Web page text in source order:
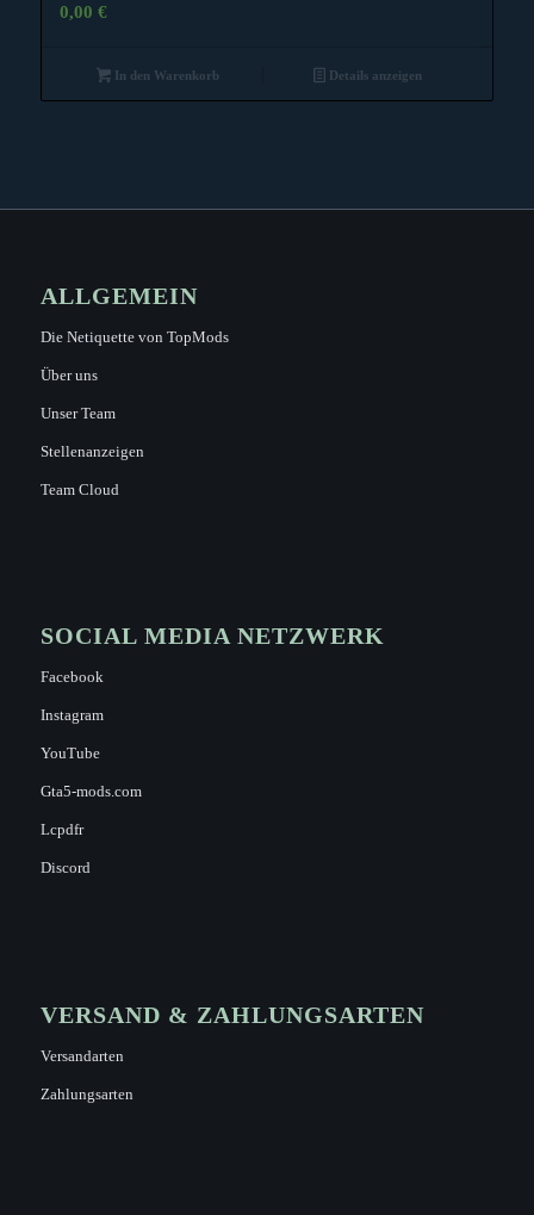
0,00 €
In den Warenkorb Details anzeigen
ALLGEMEIN
Die Netiquette von TopMods
Über uns
Unser Team
Stellenanzeigen
Team Cloud
SOCIAL MEDIA NETZWERK
Facebook
Instagram
YouTube
Gta5-mods.com
Lcpdfr
Discord
VERSAND & ZAHLUNGSARTEN
Versandarten
Zahlungsarten